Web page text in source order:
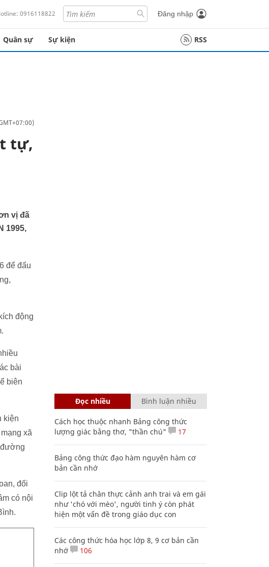
0916118822 Đăng nhập
Quân sự Sự kiện RSS
tự,
vị đã
1995,
để đấu
động
bài
biên
kiện
xã
đối
có nội
Đọc nhiều Bình luận nhiều
Cách học thuộc nhanh Bảng công thức
lượng giác bằng thơ, "thần chú"
17
Bảng công thức đạo hàm nguyên hàm cơ
bản cần nhớ
Clip lột tả chân thực cảnh anh trai và em gái
như 'chó với mèo', người tinh ý còn phát
hiện một vấn đề trong giáo dục con
Các công thức hóa học lớp 8, 9 cơ bản cần
nhớ
106